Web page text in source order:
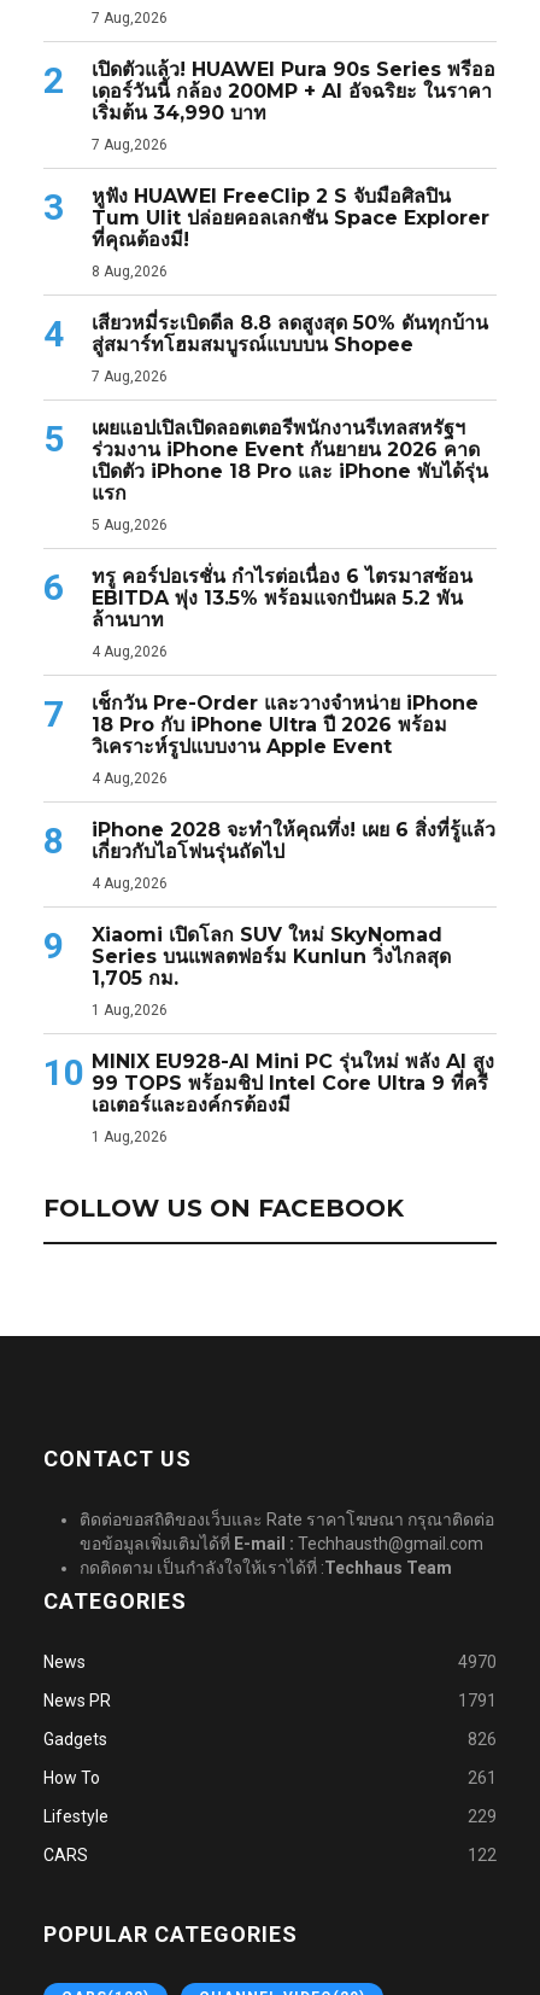
7 Aug,2026
2
เปิดตัวแล้ว! HUAWEI Pura 90s Series พรีออ
เดอร์วันนี้ กล้อง 200MP + AI อัจฉริยะ ในราคา
เริ่มต้น 34,990 บาท
7 Aug,2026
3
หูฟัง HUAWEI FreeClip 2 S จับมือศิลปิน
Tum Ulit ปล่อยคอลเลกชัน Space Explorer
ที่คุณต้องมี!
8 Aug,2026
4
เสียวหมี่ระเบิดดีล 8.8 ลดสูงสุด 50% ดันทุกบ้าน
สู่สมาร์ทโฮมสมบูรณ์แบบบน Shopee
7 Aug,2026
5
เผยแอปเปิลเปิดลอตเตอรีพนักงานรีเทลสหรัฐฯ
ร่วมงาน iPhone Event กันยายน 2026 คาด
เปิดตัว iPhone 18 Pro และ iPhone พับได้รุ่น
แรก
5 Aug,2026
6
ทรู คอร์ปอเรชั่น กำไรต่อเนื่อง 6 ไตรมาสซ้อน
EBITDA พุ่ง 13.5% พร้อมแจกปันผล 5.2 พัน
ล้านบาท
4 Aug,2026
7
เช็กวัน Pre-Order และวางจำหน่าย iPhone
18 Pro กับ iPhone Ultra ปี 2026 พร้อม
วิเคราะห์รูปแบบงาน Apple Event
4 Aug,2026
8
iPhone 2028 จะทำให้คุณทึ่ง! เผย 6 สิ่งที่รู้แล้ว
เกี่ยวกับไอโฟนรุ่นถัดไป
4 Aug,2026
9
Xiaomi เปิดโลก SUV ใหม่ SkyNomad
Series บนแพลตฟอร์ม Kunlun วิ่งไกลสุด
1,705 กม.
1 Aug,2026
10 MINIX EU928-AI Mini PC รุ่นใหม่ พลัง AI สูง
99 TOPS พร้อมชิป Intel Core Ultra 9 ที่ครี
เอเตอร์และองค์กรต้องมี
1 Aug,2026
FOLLOW US ON FACEBOOK
CONTACT US
ติดต่อขอสถิติของเว็บและ Rate ราคาโฆษณา กรุณาติดต่อ
ขอข้อมูลเพิ่มเติมได้ที่ E-mail : Techhausth@gmail.com
กดติดตาม เป็นกำลังใจให้เราได้ที่ :Techhaus Team
CATEGORIES
News
4970
News PR
1791
Gadgets
826
How To
261
Lifestyle
229
CARS
122
POPULAR CATEGORIES